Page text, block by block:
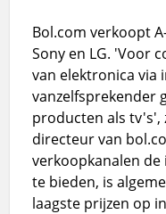
Bol.com verkoopt
Sony en LG. 'Voor
van elektronica via
vanzelfsprekender
producten als tv's',
directeur van
verkoopkanalen de
te bieden, is
laagste prijzen op